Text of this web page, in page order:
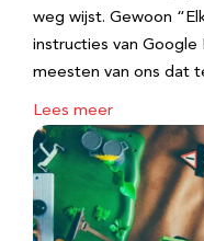
weg wijst. Gewoon
instructies van Google
meesten van ons dat
Lees meer